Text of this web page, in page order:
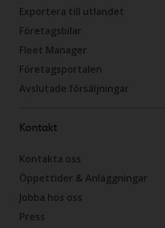
Exportera till utlandet
Företagsbilar
Fleet Manager
Företagsportalen
Avslutade försäljningar
Kontakt
Kontakta oss
Öppettider & Anläggningar
Jobba hos oss
Press